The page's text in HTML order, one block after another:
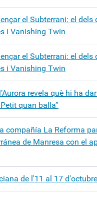
el Subterrani: el dels
i Vanishing Twin
el Subterrani: el dels
i Vanishing Twin
revela què hi ha
quan balla”
compañía La Reforma
de Manresa con el
de l'11 al 17 d'octubre